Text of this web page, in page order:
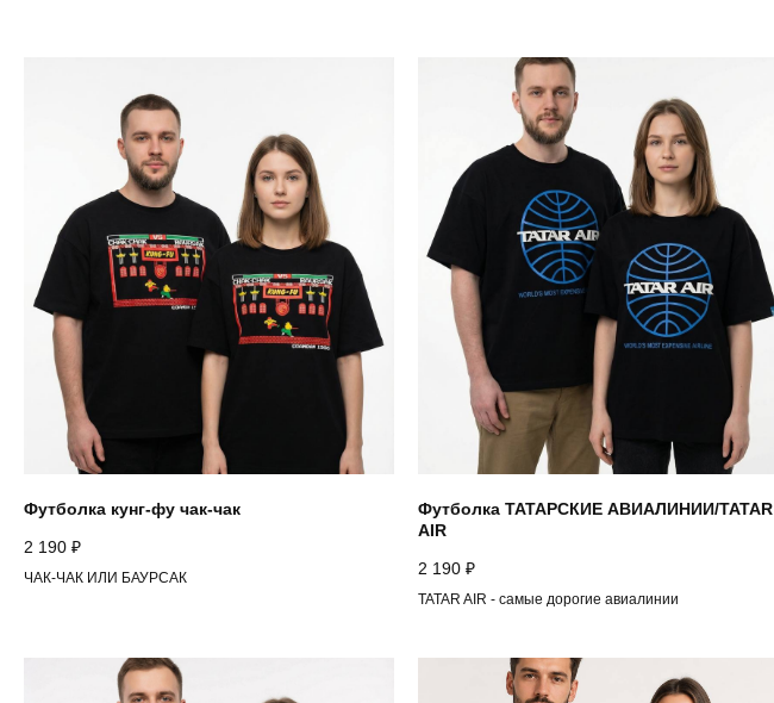
Футболка кунг-фу чак-чак
2 190 ₽
ЧАК-ЧАК ИЛИ БАУРСАК
Футболка ТАТАРСКИЕ АВИАЛИНИИ/TATAR
AIR
2 190 ₽
TATAR AIR - самые дорогие авиалинии